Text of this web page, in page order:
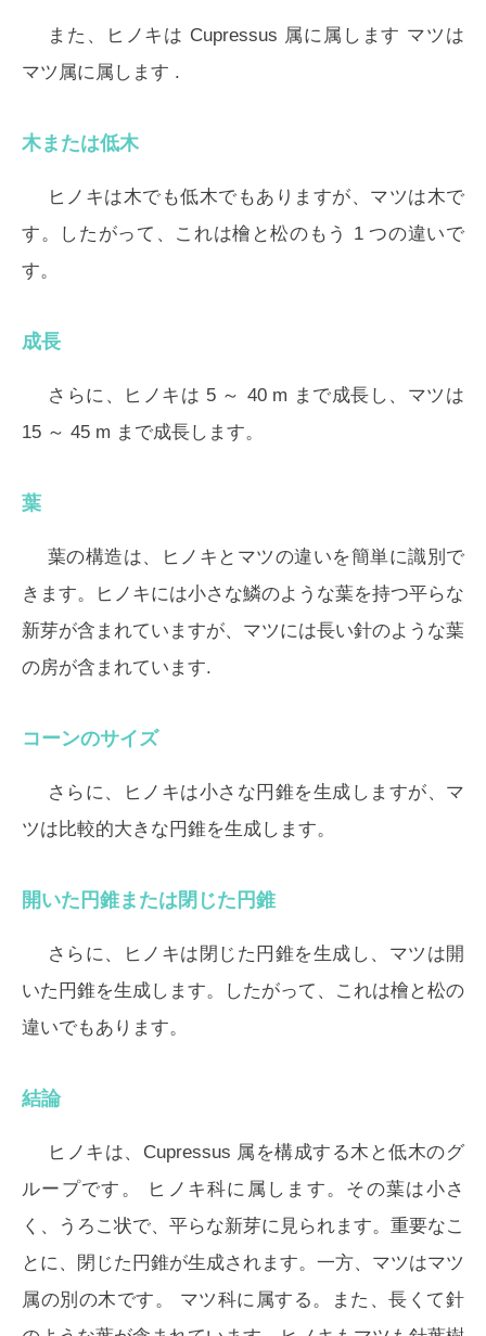
また、ヒノキは Cupressus 属に属します マツは
マツ 属に属します .
木または低木
ヒノキは木でも低木でもありますが、マツは木で
す。したがって、これは檜と松のもう 1 つの違いで
す。
成長
さらに、ヒノキは 5 ～ 40 m まで成長し、マツは
15 ～ 45 m まで成長します。
葉
葉の構造は、ヒノキとマツの違いを簡単に識別で
きます。ヒノキには小さな鱗のような葉を持つ平らな
新芽が含まれていますが、マツには長い針のような葉
の房が含まれています.
コーンのサイズ
さらに、ヒノキは小さな円錐を生成しますが、マ
ツは比較的大きな円錐を生成します。
開いた円錐または閉じた円錐
さらに、ヒノキは閉じた円錐を生成し、マツは開
いた円錐を生成します。したがって、これは檜と松の
違いでもあります。
結論
ヒノキは、 Cupressus 属を構成する木と低木のグ
ループです。 ヒノキ科に属します。その葉は小さ
く、うろこ状で、平らな新芽に見られます。重要なこ
とに、閉じた円錐が生成されます。一方、マツはマツ
属の別の木です。 マツ科に属する。また、長くて針